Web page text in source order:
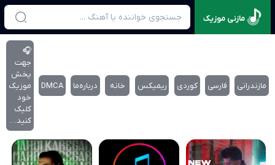
مازنی موزیک
مازندرانی فارسی کوردی ریمیکس خانه درباره‌‌ما DMCA
🎧
جهت
پخش
موزیک
خود
کلیک
کنید…